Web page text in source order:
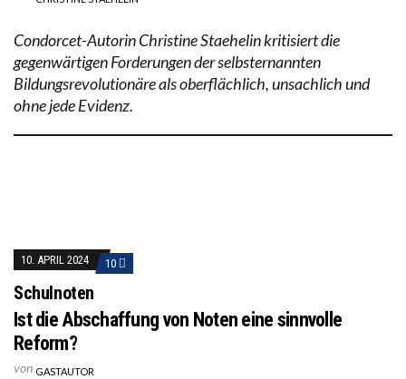
Condorcet-Autorin Christine Staehelin kritisiert die
gegenwärtigen Forderungen der selbsternannten
Bildungsrevolutionäre als oberflächlich, unsachlich und
ohne jede Evidenz.
10. APRIL 2024 10
Schulnoten
Ist die Abschaffung von Noten eine sinnvolle
Reform?
von GASTAUTOR